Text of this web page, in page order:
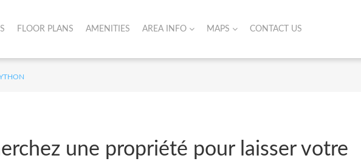
FLOOR PLANS AMENITIES AREA INFO MAPS CONTACT US
une propriété pour laisser votre